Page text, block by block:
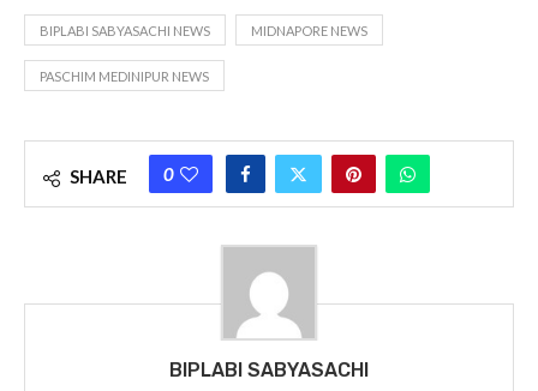
BIPLABI SABYASACHI NEWS MIDNAPORE NEWS
PASCHIM MEDINIPUR NEWS
SHARE 0
BIPLABI SABYASACHI